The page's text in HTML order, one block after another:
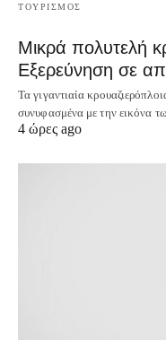
ΤΟΥΡΙΣΜΟΣ
Μικρά πολυτελή
Εξερεύνηση σε
Τα γιγαντιαία
συνυφασμένα με την εικόνα
4 ώρες ago